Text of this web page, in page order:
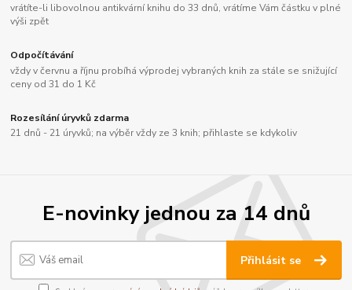
vrátíte-li libovolnou antikvární knihu do 33 dnů, vrátíme Vám částku v plné
výši zpět
Odpočítávání
vždy v červnu a říjnu probíhá výprodej vybraných knih za stále se snižující
ceny od 31 do 1 Kč
Rozesílání úryvků zdarma
21 dnů - 21 úryvků; na výběr vždy ze 3 knih; přihlaste se kdykoliv
E-novinky jednou za 14 dnů
Přihlásit se